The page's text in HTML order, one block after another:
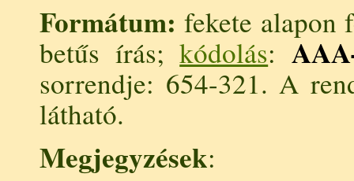
Formátum: fekete alapon
betűs írás;kódolás:
sorrendje: 654-321. A
látható.
Megjegyzések: